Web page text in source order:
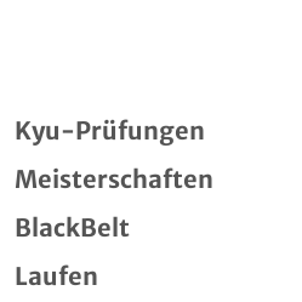
Kyu-Prüfungen
Meisterschaften
BlackBelt
Laufen